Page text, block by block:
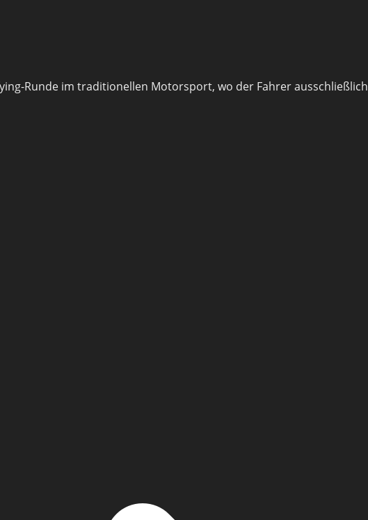
Runde im traditionellen Motorsport, wo der Fahrer ausschließlich